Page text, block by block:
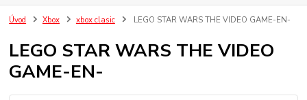
Úvod Xbox xbox clasic LEGO STAR WARS THE VIDEO GAME-EN-
LEGO STAR WARS THE VIDEO
GAME-EN-